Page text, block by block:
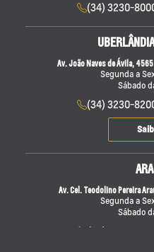
(34) 3230-
Av. João Naves de Ávila,
Segunda a
Sábado
(34) 3230-
Av. Cel. Teodolino Pereira
Segunda a
Sábado
(34) 3512-8000